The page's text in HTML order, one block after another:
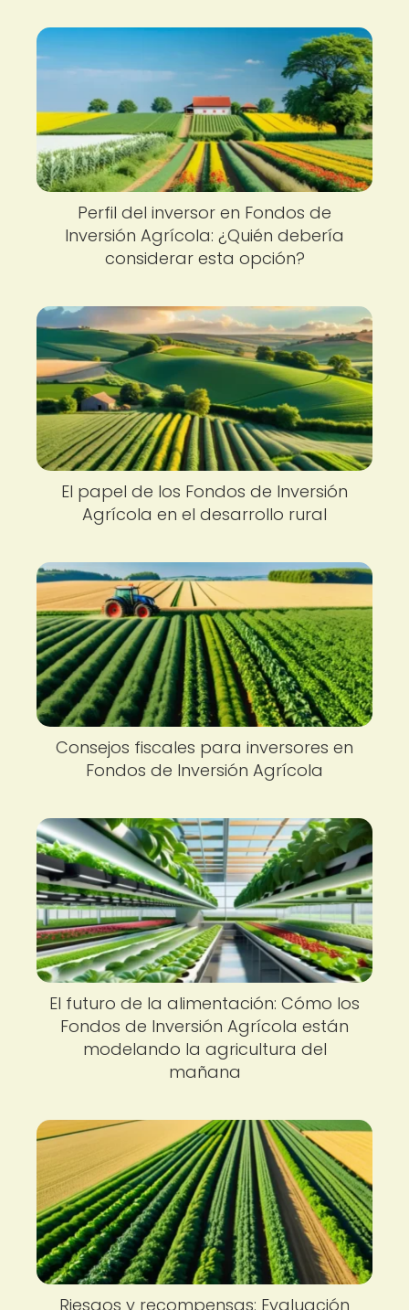
Perfil del inversor en Fondos de
Inversión Agrícola: ¿Quién debería
considerar esta opción?
El papel de los Fondos de Inversión
Agrícola en el desarrollo rural
Consejos fiscales para inversores en
Fondos de Inversión Agrícola
El futuro de la alimentación: Cómo los
Fondos de Inversión Agrícola están
modelando la agricultura del
mañana
Riesgos y recompensas: Evaluación